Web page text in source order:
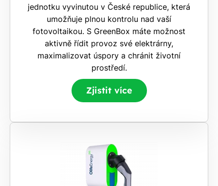
jednotku vyvinutou v České republice, která
umožňuje plnou kontrolu nad vaší
fotovoltaikou. S GreenBox máte možnost
aktivně řídit provoz své elektrárny,
maximalizovat úspory a chránit životní
prostředí.
Zjistit více